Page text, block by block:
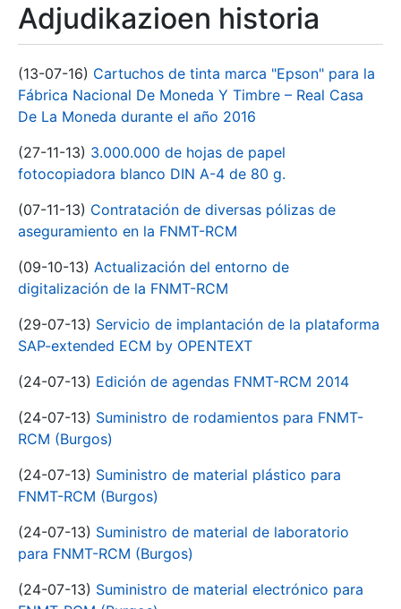
Adjudikazioen historia
(13-07-16) Cartuchos de tinta marca "Epson" para la
Fábrica Nacional De Moneda Y Timbre – Real Casa
De La Moneda durante el año 2016
(27-11-13) 3.000.000 de hojas de papel
fotocopiadora blanco DIN A-4 de 80 g.
(07-11-13) Contratación de diversas pólizas de
aseguramiento en la FNMT-RCM
(09-10-13) Actualización del entorno de
digitalización de la FNMT-RCM
(29-07-13) Servicio de implantación de la plataforma
SAP-extended ECM by OPENTEXT
(24-07-13) Edición de agendas FNMT-RCM 2014
(24-07-13) Suministro de rodamientos para FNMT-
RCM (Burgos)
(24-07-13) Suministro de material plástico para
FNMT-RCM (Burgos)
(24-07-13) Suministro de material de laboratorio
para FNMT-RCM (Burgos)
(24-07-13) Suministro de material electrónico para